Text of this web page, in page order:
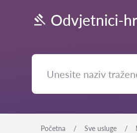
Odvjetnici-
Početna Sve usluge